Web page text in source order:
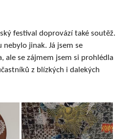
festival doprovází také soutěž.
jinak. Já jsem se
ale se zájmem jsem si prohlédla
z blízkých i dalekých